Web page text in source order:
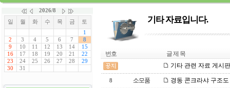
기타 자료입니다.
번호
글 제 목
기타 관련 자료 게시
8 소모품 경동 콘크라샤 구조도